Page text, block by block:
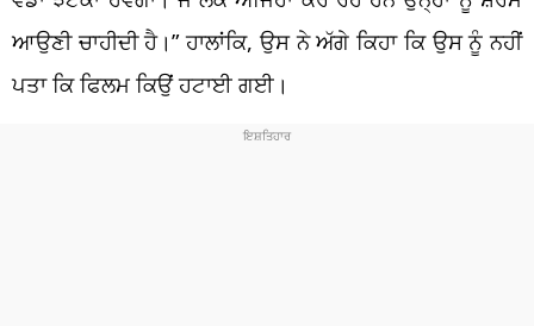
ਆਉਣੀ ਚਾਹੀਦੀ ਹੈ।” ਹਾਲਾਂਕਿ, ਉਸ ਨੇ ਅੱਗੇ ਕਿਹਾ ਕਿ ਉਸ ਨੂੰ ਨਹੀਂ
ਪਤਾ ਕਿ ਫਿਲਮ ਕਿਉਂ ਹਟਾਈ ਗਈ।